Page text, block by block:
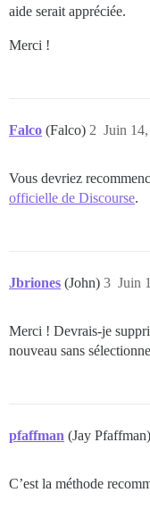
aide serait appréciée.
Merci !
Falco (Falco) Juin
2
Vous devriez
officielle de Discourse.
Jbriones (John) Juin
3
Merci ! Devrais-je
nouveau sans
pfaffman (Jay Pfaffman)
C’est la méthode